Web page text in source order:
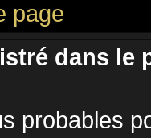
page
dans le
probables